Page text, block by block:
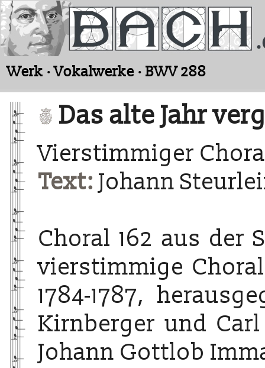
Werk · Vokalwerke · BWV 288
Das alte Jahr
Vierstimmiger
Text: Johann
Choral 162 aus der
vierstimmige
1784-1787,
Kirnberger und
Johann Gottlob